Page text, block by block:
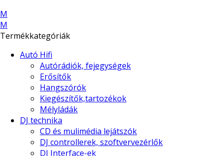
M
M
Termékkategóriák
Autó Hifi
Autórádiók, fejegységek
Erősítők
Hangszórók
Kiegészítők,tartozékok
Mélyládák
DJ technika
CD és mulimédia lejátszók
DJ controllerek, szoftvervezérlők
DJ Interface-ek